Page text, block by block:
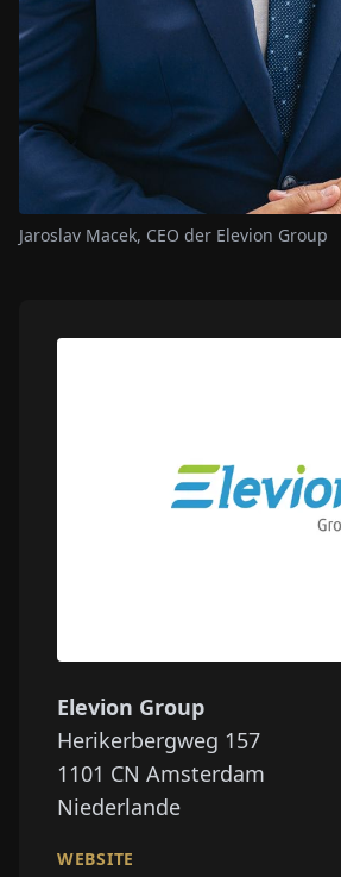
Jaroslav Macek, CEO der Elevion Group
Elevion Group
Herikerbergweg 157
1101 CN Amsterdam
Niederlande
WEBSITE